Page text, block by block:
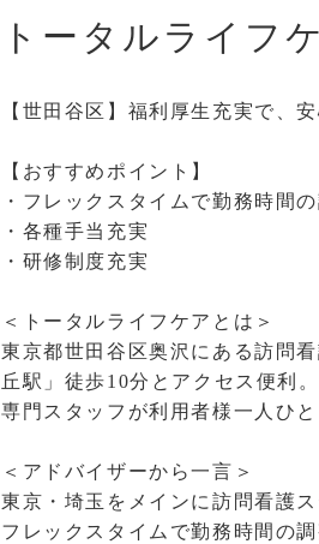
トータルライフ
【世田谷区】福利厚生充実で、
【おすすめポイント】
・フレックスタイムで勤務時間
・各種手当充実
・研修制度充実
＜トータルライフケアとは＞
東京都世田谷区奥沢にある訪問
丘駅」徒歩10分とアクセス便利
専門スタッフが利用者様一人ひ
＜アドバイザーから一言＞
東京・埼玉をメインに訪問看護
フレックスタイムで勤務時間の